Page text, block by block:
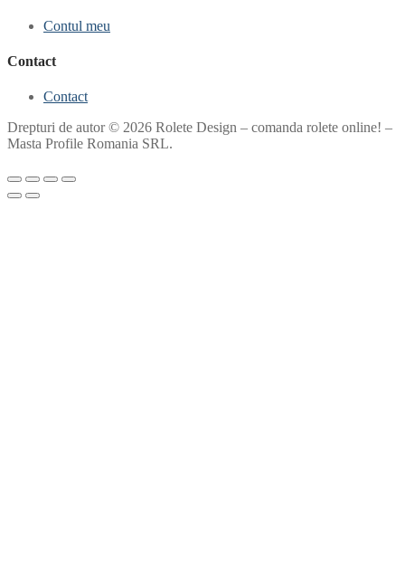
Contul meu
Contact
Contact
Drepturi de autor © 2026 Rolete Design – comanda rolete online! –
Masta Profile Romania SRL.